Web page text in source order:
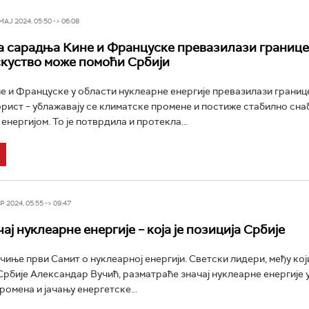
2024, 05:50 -> 06:08
сарадња Кине и Француске превазилази
може помоћи Србији
Француске у области нуклеарне енергије превазилази
– ублажавају се климатске промене и постиже стабилно
То је потврдила и протекла...
05:55 -> 09:47
нуклеарне енергије – која је позиција Србије
први Самит о нуклеарној енергији. Светски лидери, међу
Александар Вучић, разматраће значај нуклеарне
и јачању енергетске...